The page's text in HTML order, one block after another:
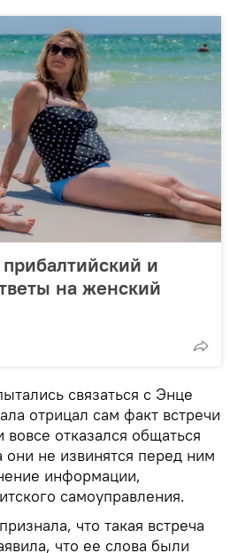
и
на женский
связаться с Энце
отрицал сам факт встречи
отказался общаться
не извинятся перед ним
информации,
самоуправления.
что такая встреча
что ее слова были